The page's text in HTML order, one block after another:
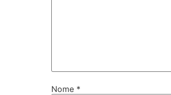
Nome *